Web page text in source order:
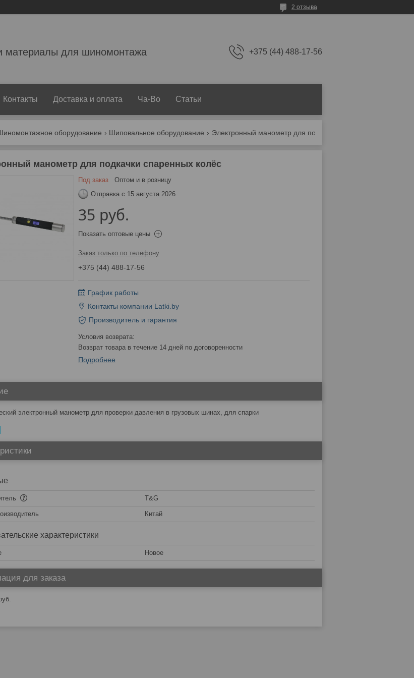
2 отзыва
материалы для шиномонтажа +375 (44) 488-17-56
Контакты Доставка и оплата Ча-Во Статьи
оборудование Шиповальное оборудование
манометр для подкачки спаренных колёс
Под заказ
Оптом и в розницу
Отправка с 15 августа 2026
35 руб.
Показать оптовые цены
Заказ только по телефону
+375 (44) 488-17-56
График работы
Контакты компании Latki.by
Производитель и гарантия
возврат товара в течение 14 дней по договоренности
Подробнее
электронный манометр для проверки давления в грузовых шинах, для спарки
T&G
Китай
характеристики
Новое
для заказа